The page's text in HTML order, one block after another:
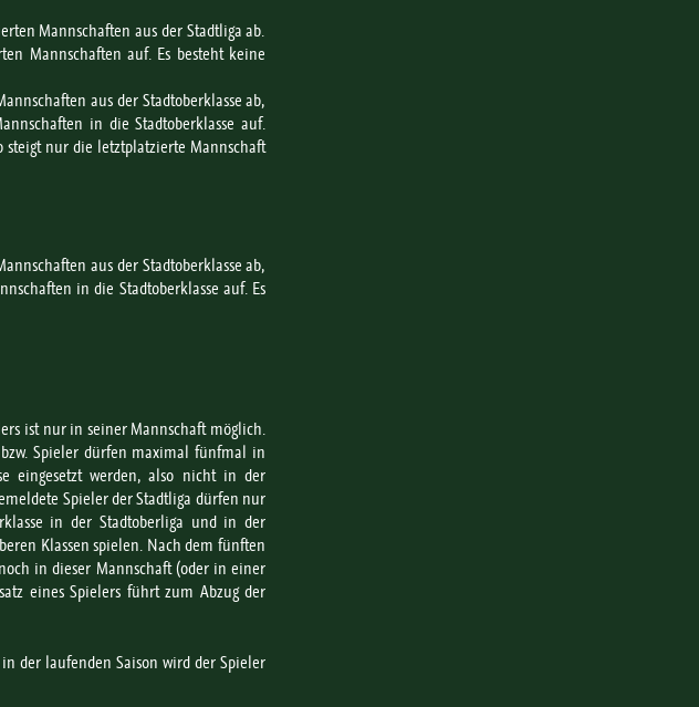
Mannschaften aus der Stadtliga ab.
Mannschaften auf. Es besteht keine
aus der Stadtoberklasse ab,
in die Stadtoberklasse auf.
steigt nur die letztplatzierte Mannschaft
aus der Stadtoberklasse ab,
in die Stadtoberklasse auf. Es
ist nur in seiner Mannschaft möglich.
Spieler dürfen maximal fünfmal in
eingesetzt werden, also nicht in der
Spieler der Stadtliga dürfen nur
in der Stadtoberliga und in der
Klassen spielen. Nach dem fünften
in dieser Mannschaft (oder in einer
eines Spielers führt zum Abzug der
der laufenden Saison wird der Spieler